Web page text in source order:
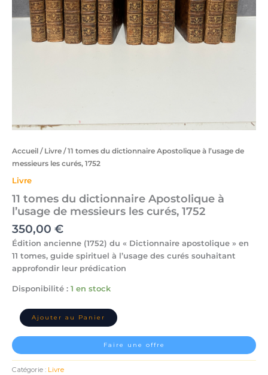
Accueil / Livre / 11 tomes du dictionnaire Apostolique à l’usage de
messieurs les curés, 1752
Livre
11 tomes du dictionnaire Apostolique à
l’usage de messieurs les curés, 1752
350,00 €
Édition ancienne (1752) du « Dictionnaire apostolique » en
11 tomes, guide spirituel à l’usage des curés souhaitant
approfondir leur prédication
Disponibilité : 1 en stock
Ajouter au Panier
Faire une offre
Catégorie : Livre